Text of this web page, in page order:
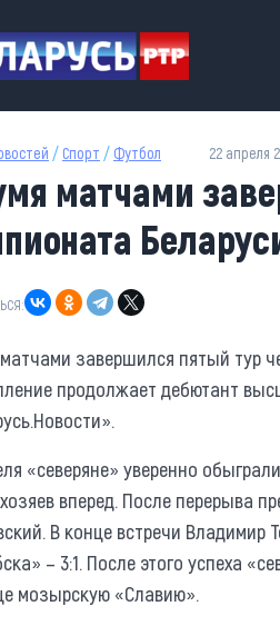
/ Спорт / Футбол 22 апреля
матчами
завершился пятый тур
продолжает дебютант
«северяне» уверенно
вперед. После перерыва
В конце встречи Владимир
– 3:1. После этого успеха
мозырскую «Славию».